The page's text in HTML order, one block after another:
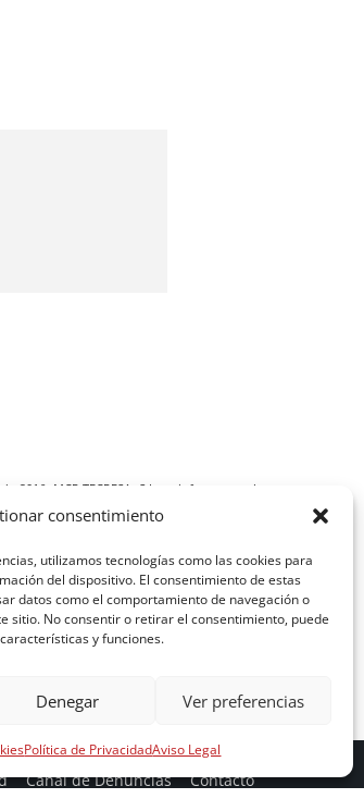
consentimiento
utilizamos tecnologías como las cookies para
del dispositivo. El consentimiento de estas
datos como el comportamiento de navegación o
sitio. No consentir o retirar el consentimiento, puede
y funciones.
Denegar Ver preferencias
Política de PrivacidadAviso Legal
MCR TECRESA, S.L. te informa que los
compañía como responsable de esta
registrarte como usuario de nuestros
La legitimación se realiza a través de
a terceros. Podrás ejercer tus derechos
así como el derecho a
adicional y detallada en nuestra
Canal de Denuncias Contacto